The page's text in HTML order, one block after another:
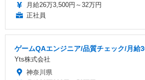
月給26万3,500円～32万円
正社員
ゲームQAエンジニア/品質チェック/月給
Yts株式会社
神奈川県